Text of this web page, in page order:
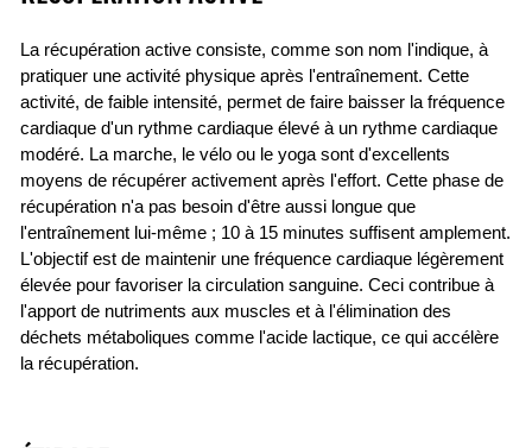
La récupération active consiste, comme son nom l'indique, à
pratiquer une activité physique après l'entraînement. Cette
activité, de faible intensité, permet de faire baisser la fréquence
cardiaque d'un rythme cardiaque élevé à un rythme cardiaque
modéré. La marche, le vélo ou le yoga sont d'excellents
moyens de récupérer activement après l'effort. Cette phase de
récupération n'a pas besoin d'être aussi longue que
l'entraînement lui-même ; 10 à 15 minutes suffisent amplement.
L'objectif est de maintenir une fréquence cardiaque légèrement
élevée pour favoriser la circulation sanguine. Ceci contribue à
l'apport de nutriments aux muscles et à l'élimination des
déchets métaboliques comme l'acide lactique, ce qui accélère
la récupération.